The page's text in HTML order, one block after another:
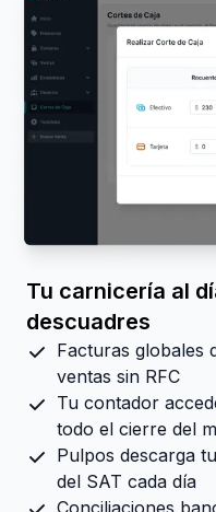
Tu carnicería al
descuadres
Facturas globales
ventas sin RFC
Tu contador
todo el cierre del
Pulpos descarga
del SAT cada día
Conciliaciones